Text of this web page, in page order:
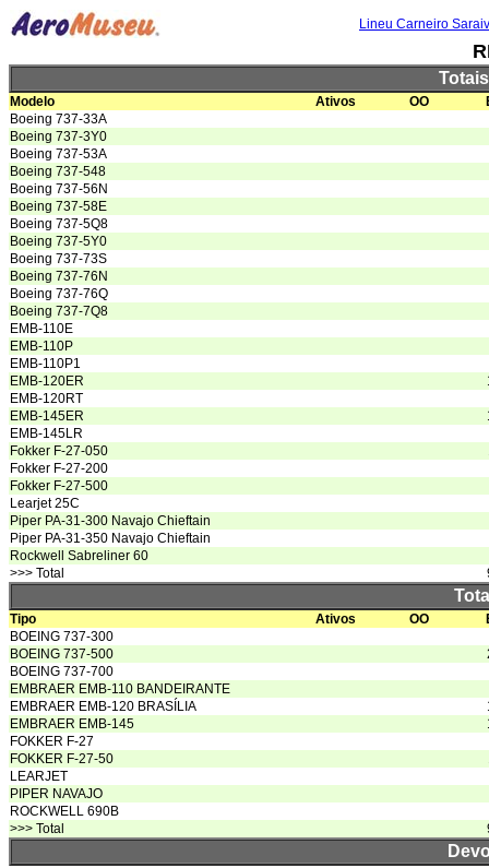
Lineu Carneiro
Modelo Ativos OO
Boeing 737-33A
Boeing 737-3Y0
Boeing 737-53A
Boeing 737-548
Boeing 737-56N
Boeing 737-58E
Boeing 737-5Q8
Boeing 737-5Y0
Boeing 737-73S
Boeing 737-76N
Boeing 737-76Q
Boeing 737-7Q8
EMB-110E
EMB-110P
EMB-110P1
EMB-120ER
EMB-120RT
EMB-145ER
EMB-145LR
Fokker F-27-050
Fokker F-27-200
Fokker F-27-500
Learjet 25C
Piper PA-31-300 Navajo Chieftain
Piper PA-31-350 Navajo Chieftain
Rockwell Sabreliner 60
>>> Total
Tipo Ativos OO
BOEING 737-300
BOEING 737-500
BOEING 737-700
EMBRAER EMB-110 BANDEIRANTE
EMBRAER EMB-120 BRASÍLIA
EMBRAER EMB-145
FOKKER F-27
FOKKER F-27-50
LEARJET
PIPER NAVAJO
ROCKWELL 690B
>>> Total